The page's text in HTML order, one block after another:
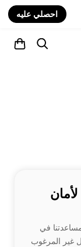
احصلي عليه
في
غير المرغوب